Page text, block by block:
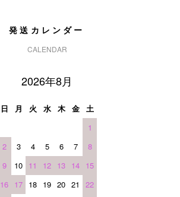
発送カレンダー
CALENDAR
2026年8月
日 月 火 水 木 金
土
1
2
3 4 5 6 7
8
9
10 11 12 13 14 15
16 17 18 19 20 21
22